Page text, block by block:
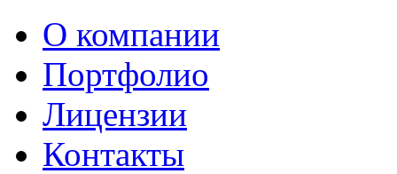
О компании
Портфолио
Лицензии
Контакты